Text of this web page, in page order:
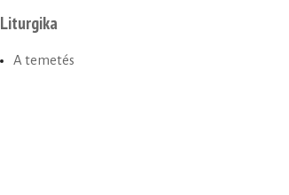
Liturgika
A temetés